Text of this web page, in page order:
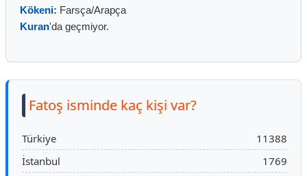
Kökeni: Farsça/Arapça
Kuran'da geçmiyor.
Fatoş isminde kaç kişi var?
Türkiye
11388
İstanbul
1769